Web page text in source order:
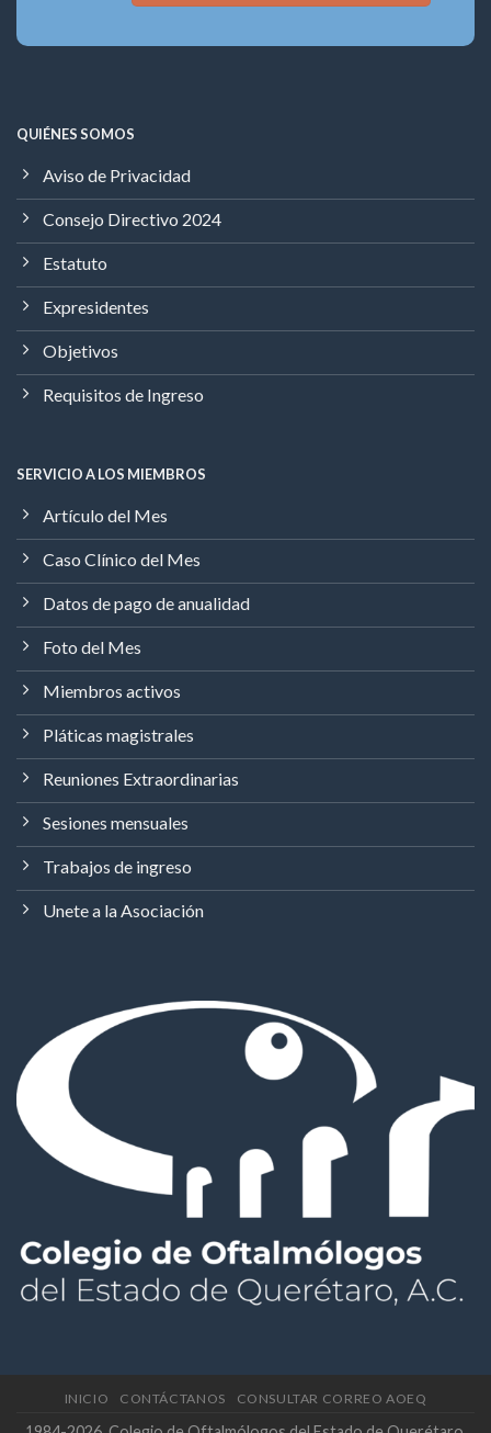
QUIÉNES SOMOS
Aviso de Privacidad
Consejo Directivo 2024
Estatuto
Expresidentes
Objetivos
Requisitos de Ingreso
SERVICIO A LOS MIEMBROS
Artículo del Mes
Caso Clínico del Mes
Datos de pago de anualidad
Foto del Mes
Miembros activos
Pláticas magistrales
Reuniones Extraordinarias
Sesiones mensuales
Trabajos de ingreso
Unete a la Asociación
INICIO CONTÁCTANOS CONSULTAR CORREO AOEQ